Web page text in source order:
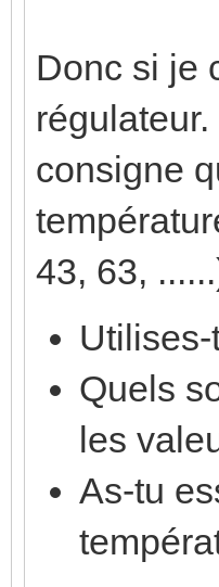
Donc si je
consigne
43, 63,
Quels
les
As-tu